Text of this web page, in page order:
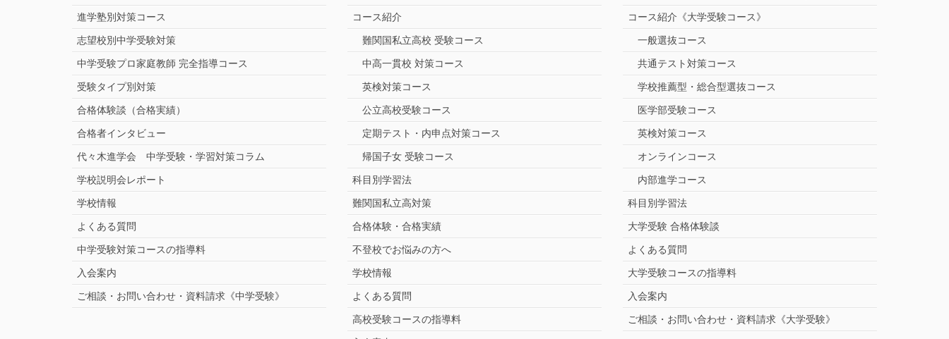
進学塾別対策コース
志望校別中学受験対策
中学受験プロ家庭教師 完全指導コース
受験タイプ別対策
合格体験談（合格実績）
合格者インタビュー
代々木進学会 中学受験・学習対策コラム
学校説明会レポート
学校情報
よくある質問
中学受験対策コースの指導料
入会案内
ご相談・お問い合わせ・資料請求《中学受験》
コース紹介
難関国私立高校 受験コース
中高一貫校 対策コース
英検対策コース
公立高校受験コース
定期テスト・内申点対策コース
帰国子女 受験コース
科目別学習法
難関国私立高対策
合格体験・合格実績
不登校でお悩みの方へ
学校情報
よくある質問
高校受験コースの指導料
コース紹介《大学受験コース》
一般選抜コース
共通テスト対策コース
学校推薦型・総合型選抜コース
医学部受験コース
英検対策コース
オンラインコース
内部進学コース
科目別学習法
大学受験 合格体験談
よくある質問
大学受験コースの指導料
入会案内
ご相談・お問い合わせ・資料請求《大学受験》